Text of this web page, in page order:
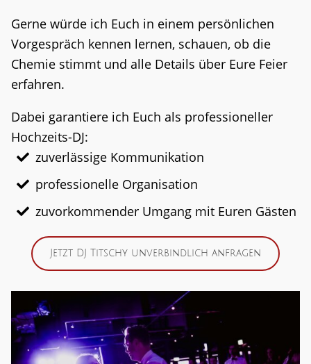
Gerne würde ich Euch in einem persönlichen
Vorgespräch kennen lernen, schauen, ob die
Chemie stimmt und alle Details über Eure Feier
erfahren.
Dabei garantiere ich Euch als professioneller
Hochzeits-DJ:
zuverlässige Kommunikation
professionelle Organisation
zuvorkommender Umgang mit Euren Gästen
Jetzt DJ Titschy unverbindlich anfragen